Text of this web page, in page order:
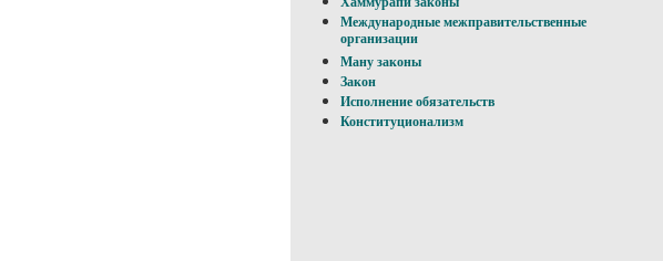
Международные межправительственные
организации
Ману законы
Закон
Исполнение обязательств
Конституционализм